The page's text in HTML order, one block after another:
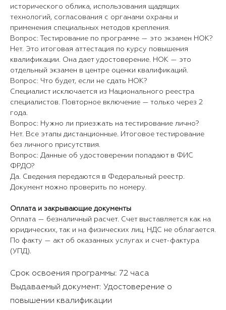
исторического облика, использования щадящих
технологий, согласования с органами охраны и
применения специальных методов крепления.
Вопрос: Тестирование по программе — это экзамен НОК?
Нет. Это итоговая аттестация по курсу повышения
квалификации. Она дает удостоверение. НОК — это
отдельный экзамен в центре оценки квалификаций.
Вопрос: Что будет, если не сдать НОК?
Специалист исключается из Национального реестра
специалистов. Повторное включение — только через 2
года.
Вопрос: Нужно ли приезжать на тестирование лично?
Нет. Все этапы дистанционные. Итоговое тестирование
без личного присутствия.
Вопрос: Данные об удостоверении попадают в ФИС
ФРДО?
Да. Сведения передаются в Федеральный реестр.
Документ можно проверить по номеру.
Оплата и закрывающие документы
Оплата — безналичный расчет. Счет выставляется как на
юридических, так и на физических лиц. НДС не облагается.
По факту — акт об оказанных услугах и счет-фактура
(УПД).
Срок освоения программы: 72 часа
Выдаваемый документ: Удостоверение о
повышении квалификации